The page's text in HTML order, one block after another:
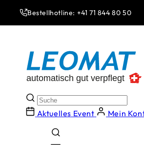
zum
Inhalt
Bestellhotline: +41 71 844 80 50
Aktuelles Event Mein